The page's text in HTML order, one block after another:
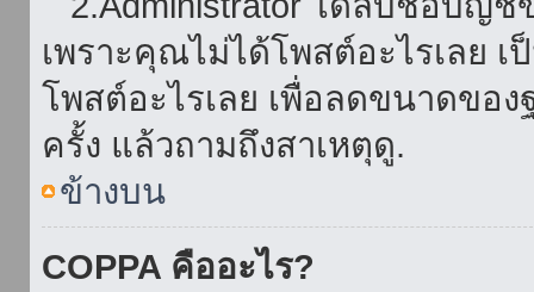
เพราะคุณไม่ได้โพสต์อะไรเลย
โพสต์อะไรเลย เพื่อลดขนาดขอ
ครั้ง แล้วถามถึงสาเหตุดู.
ข้างบน
COPPA คืออะไร?